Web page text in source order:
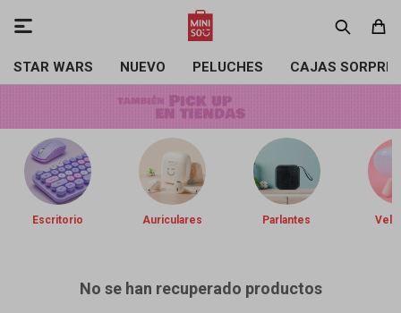
STAR WARS NUEVO PELUCHES CAJAS

Escritorio Auriculares Parlantes
No se han recuperado productos